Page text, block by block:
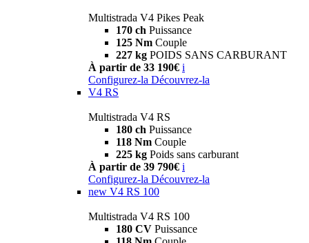
Multistrada V4 Pikes Peak
170 ch Puissance
125 Nm Couple
227 kg POIDS SANS CARBURANT
À partir de 33 190€ i
Configurez-la Découvrez-la
V4 RS
Multistrada V4 RS
180 ch Puissance
118 Nm Couple
225 kg Poids sans carburant
À partir de 39 790€ i
Configurez-la Découvrez-la
new V4 RS 100
Multistrada V4 RS 100
180 CV Puissance